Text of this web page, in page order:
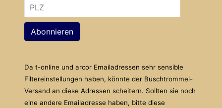
Abonnieren
Da t-online und arcor Emailadressen sehr sensible
Filtereinstellungen haben, könnte der Buschtrommel-
Versand an diese Adressen scheitern. Sollten sie noch
eine andere Emailadresse haben, bitte diese